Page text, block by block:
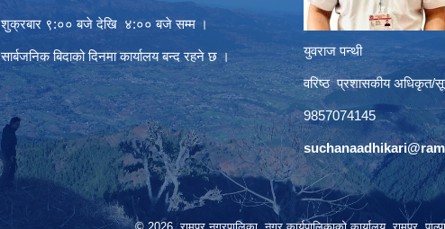
शुक्रबार ९:०० बजे देखि ४:०० बजे सम्म ।
सार्बजनिक बिदाको दिनमा कार्यालय बन्द रहने छ । युवराज पन्थी
वरिष्ठ प्रशासकीय अधिकृत/
9857074145